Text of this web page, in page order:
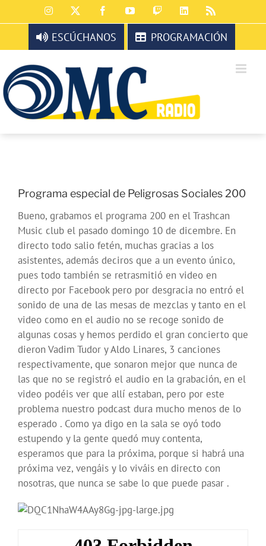
al
contenido
Instagram FacebookYouTubeTwitchLinkedIn
ESCÚCHANOS PROGRAMACIÓN
Programa especial de Peligrosas Sociales 200
Bueno, grabamos el programa 200 en el Trashcan
Music club el pasado domingo 10 de dicembre. En
directo todo salio fetén, muchas gracias a los
asistentes, además deciros que a un evento único,
pues todo también se retrasmitió en video en
directo por Facebook pero por desgracia no entró el
sonido de una de las mesas de mezclas y tanto en el
video como en el audio no se recoge sonido de
algunas cosas y hemos perdido el gran concierto que
dieron Vadim Tudor y Aldo Linares, 3 canciones
respectivamente, que sonaron mejor que nunca de
las que no se registró el audio en la grabación, en el
video podéis ver que allí estaban, pero por este
problema nuestro podcast dura mucho menos de lo
esperado . Como ya digo en la sala se oyó todo
estupendo y la gente quedó muy contenta,
esperamos que para la próxima, porque si habrá una
próxima vez, vengáis y lo viváis en directo con
nosotras, que nunca se sabe lo que puede pasar .